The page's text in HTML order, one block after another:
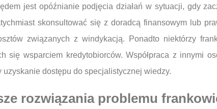
jest opóźnianie podjęcia działań w sytuacji, gdy
skonsultować się z doradcą finansowym lub
związanych z windykacją. Ponadto niektórzy
się wsparciem kredytobiorców. Współpraca z innymi
dostępu do specjalistycznej wiedzy.
rozwiązania problemu